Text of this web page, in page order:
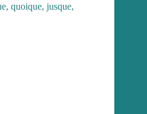
quoique, jusque,